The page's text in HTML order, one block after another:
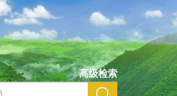
高级检索